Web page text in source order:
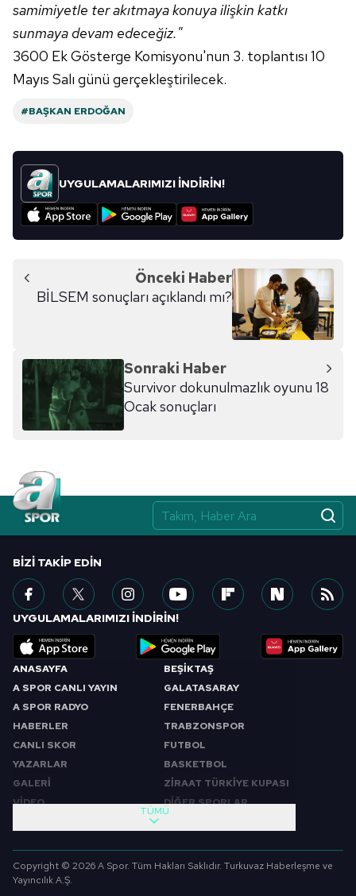
samimiyetle ter akıtmaya konuya ilişkin katkı
sunmaya devam edeceğiz."
3600 Ek Gösterge Komisyonu'nun 3. toplantısı 10
Mayıs Salı günü gerçekleştirilecek.
#BAŞKAN ERDOĞAN
UYGULAMALARIMIZI İNDİRİN!
Önceki Haber
BİLSEM sonuçları açıklandı mı?
Sonraki Haber
Survivor dokunulmazlık oyunu 18
Ocak sonuçları
ANASAYFA
A SPOR CANLI YAYIN
A SPOR RADYO
HABERLER
CANLI SKOR
YAZARLAR
GALERİ
VİDEO
BEŞİKTAŞ
GALATASARAY
FENERBAHÇE
TRABZONSPOR
FUTBOL
BASKETBOL
ZİRAAT TÜRKİYE KUPASI
DİĞER SPORLAR
SABAH SPORU
SPOR GÜNDEMİ
FUTBOL
TÜMÜ
BIZI TAKIP EDIN
UYGULAMALARIMIZI İNDİRİN!
Copyright © 2026 A Spor. Tüm Hakları Saklıdır. Turkuvaz Haberleşme ve
Yayıncılık A.Ş.